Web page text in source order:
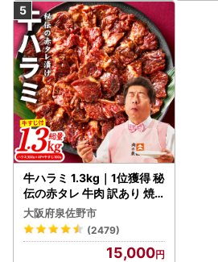
牛ハラミ 1.3kg｜1位獲得 秘
伝の赤タレ 牛肉 訳あり 焼
肉 BBQ
大阪府泉佐野市
(2479)
15,000